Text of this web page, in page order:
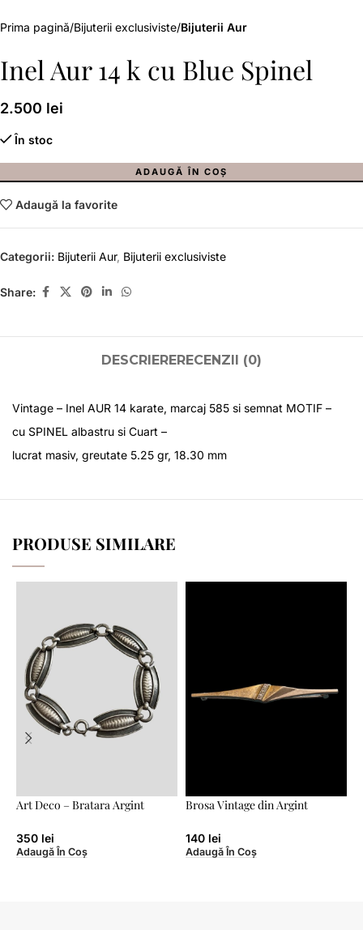
Prima pagină Bijuterii exclusiviste Bijuterii Aur
Inel Aur 14 k cu Blue Spinel
2.500 lei
În stoc
ADAUGĂ ÎN COȘ
Adaugă la favorite
Categorii: Bijuterii Aur, Bijuterii exclusiviste
Share:
DESCRIERERECENZII (0)
Vintage – Inel AUR 14 karate, marcaj 585 si semnat MOTIF –
cu SPINEL albastru si Cuart –
lucrat masiv, greutate 5.25 gr, 18.30 mm
PRODUSE SIMILARE
Art Deco – Bratara Argint
350 lei
Adaugă În Coș
Brosa Vintage din Argint
140 lei
Adaugă În Coș